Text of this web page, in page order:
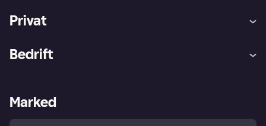
Privat
Utforsk butikker
Bedrift
Merchant portal
Marked